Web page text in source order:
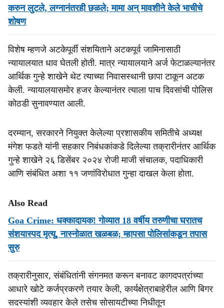
करुन लुटले, लग्नानंतरही छळले; मामा अन् मावशीने केले भाचीचे
शोषण
विशेष म्हणजे अटकेपूर्वी संशयिताने अटकपूर्व जामिनासाठी
न्यायालयात धाव घेतली होती. मात्र न्यायालयाने अर्ज फेटाळल्यानंतर
आर्थिक गुन्हे शाखेने थेट त्याच्या निवासस्थानी छापा टाकून अटक
केली. न्यायालयासमोर हजर केल्यानंतर त्याला पाच दिवसांची पोलिस
कोठडी सुनावण्यात आली.
दरम्यान, सरकारने नियुक्त केलेल्या प्रशासकीय समितीचे अध्यक्ष
मंगेश फडते यांनी सहकार निबंधकांकडे दिलेल्या तक्रारीनंतर आर्थिक
गुन्हे शाखेने २६ डिसेंबर २०२४ रोजी माजी संचालक, पदाधिकारी
आणि संबंधित अशा ११ जणांविरोधात गुन्हा दाखल केला होता.
Also Read
Goa Crime: धक्कादायक! गोव्यात 18 वर्षीय तरुणीचा घरातच
संशयास्पद मृत्यू, नास्नोळात खळबळ; म्हापसा पोलिसांकडून तपास
सुरु
तक्रारीनुसार, संबंधितांनी संगनमत करून बनावट कागदपत्रांच्या
आधारे खोटे कर्जप्रकरणे तयार केली, कार्यक्षेत्राबाहेरील आणि बिगर
सदस्यांशी व्यवहार केले तसेच सोसायटीच्या निधीतून